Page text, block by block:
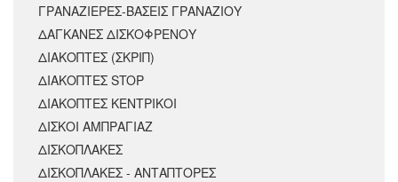
ΓΡΑΝΑΖΙΕΡΕΣ-ΒΑΣΕΙΣ ΓΡΑΝΑΖΙΟΥ
ΔΑΓΚΑΝΕΣ ΔΙΣΚΟΦΡΕΝΟΥ
ΔΙΑΚΟΠΤΕΣ (ΣΚΡΙΠ)
ΔΙΑΚΟΠΤΕΣ STOP
ΔΙΑΚΟΠΤΕΣ ΚΕΝΤΡΙΚΟΙ
ΔΙΣΚΟΙ ΑΜΠΡΑΓΙΑΖ
ΔΙΣΚΟΠΛΑΚΕΣ
ΔΙΣΚΟΠΛΑΚΕΣ - ΑΝΤΑΠΤΟΡΕΣ